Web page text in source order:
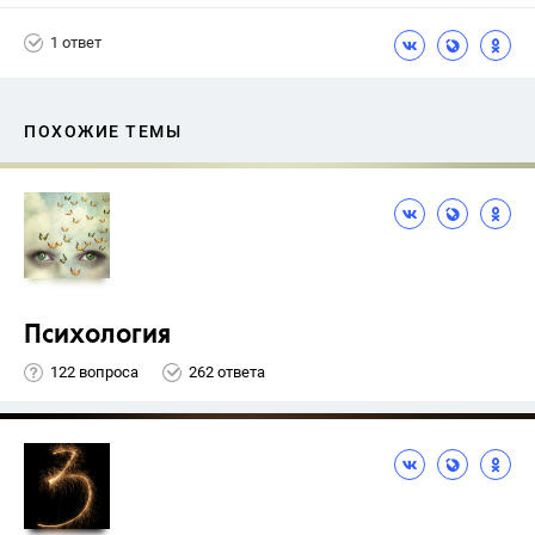
1 ответ
ПОХОЖИЕ ТЕМЫ
Психология
122 вопроса 262 ответа